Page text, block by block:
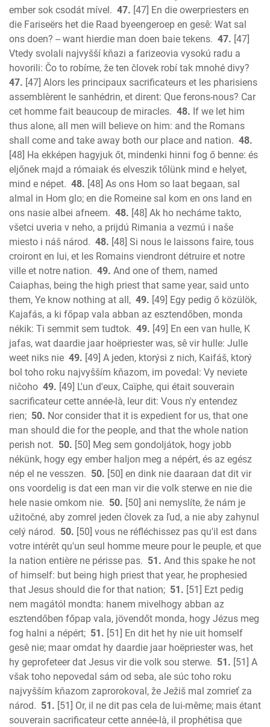
ember sok csodát mível. 47. [47] En die owerpriesters en
die Fariseërs het die Raad byeengeroep en gesê: Wat sal
ons doen? -- want hierdie man doen baie tekens. 47. [47]
Vtedy svolali najvyšší kňazi a farizeovia vysokú radu a
hovorili: Čo to robíme, že ten človek robí tak mnohé divy?
47. [47] Alors les principaux sacrificateurs et les pharisiens
assemblèrent le sanhédrin, et dirent: Que ferons-nous? Car
cet homme fait beaucoup de miracles. 48. If we let him
thus alone, all men will believe on him: and the Romans
shall come and take away both our place and nation. 48.
[48] Ha ekképen hagyjuk őt, mindenki hinni fog ő benne: és
eljőnek majd a rómaiak és elveszik tőlünk mind e helyet,
mind e népet. 48. [48] As ons Hom so laat begaan, sal
almal in Hom glo; en die Romeine sal kom en ons land en
ons nasie albei afneem. 48. [48] Ak ho necháme takto,
všetci uveria v neho, a prijdú Rimania a vezmú i naše
miesto i náš národ. 48. [48] Si nous le laissons faire, tous
croiront en lui, et les Romains viendront détruire et notre
ville et notre nation. 49. And one of them, named
Caiaphas, being the high priest that same year, said unto
them, Ye know nothing at all, 49. [49] Egy pedig ő közülök,
Kajafás, a ki főpap vala abban az esztendőben, monda
nékik: Ti semmit sem tudtok. 49. [49] En een van hulle, K
jafas, wat daardie jaar hoëpriester was, sê vir hulle: Julle
weet niks nie 49. [49] A jeden, ktorýsi z nich, Kaifáš, ktorý
bol toho roku najvyšším kňazom, im povedal: Vy neviete
ničoho 49. [49] L'un d'eux, Caïphe, qui était souverain
sacrificateur cette année-là, leur dit: Vous n'y entendez
rien; 50. Nor consider that it is expedient for us, that one
man should die for the people, and that the whole nation
perish not. 50. [50] Meg sem gondoljátok, hogy jobb
nékünk, hogy egy ember haljon meg a népért, és az egész
nép el ne vesszen. 50. [50] en dink nie daaraan dat dit vir
ons voordelig is dat een man vir die volk sterwe en nie die
hele nasie omkom nie. 50. [50] ani nemyslíte, že nám je
užitočné, aby zomrel jeden človek za ľud, a nie aby zahynul
celý národ. 50. [50] vous ne réfléchissez pas qu'il est dans
votre intérêt qu'un seul homme meure pour le peuple, et que
la nation entière ne périsse pas. 51. And this spake he not
of himself: but being high priest that year, he prophesied
that Jesus should die for that nation; 51. [51] Ezt pedig
nem magától mondta: hanem mivelhogy abban az
esztendőben főpap vala, jövendőt monda, hogy Jézus meg
fog halni a népért; 51. [51] En dit het hy nie uit homself
gesê nie; maar omdat hy daardie jaar hoëpriester was, het
hy geprofeteer dat Jesus vir die volk sou sterwe. 51. [51] A
však toho nepovedal sám od seba, ale súc toho roku
najvyšším kňazom zaprorokoval, že Ježiš mal zomrieť za
národ. 51. [51] Or, il ne dit pas cela de lui-même; mais étant
souverain sacrificateur cette année-là, il prophétisa que